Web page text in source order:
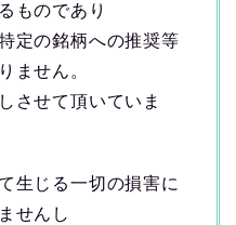
ものであり
定の銘柄への推奨等
ません。
させて頂いていま
生じる一切の損害に
せんし